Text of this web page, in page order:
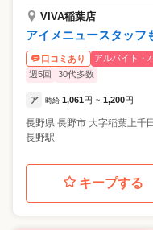
VIVA稲葉店
アイメニュースタッフ
口コミあり アルバイト・
週5回
30代多数
ア 時給 1,061円 ~ 1,200円
長野県 長野市 大字稲葉上千
長野駅
キープする